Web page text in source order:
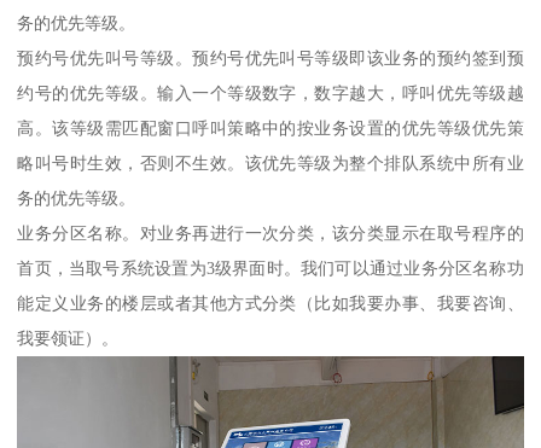
务的优先等级。
预约号优先叫号等级。预约号优先叫号等级即该业务的预约签到预
约号的优先等级。输入一个等级数字，数字越大，呼叫优先等级越
高。该等级需匹配窗口呼叫策略中的按业务设置的优先等级优先策
略叫号时生效，否则不生效。该优先等级为整个排队系统中所有业
务的优先等级。
业务分区名称。对业务再进行一次分类，该分类显示在取号程序的
首页，当取号系统设置为3级界面时。我们可以通过业务分区名称功
能定义业务的楼层或者其他方式分类（比如我要办事、我要咨询、
我要领证）。